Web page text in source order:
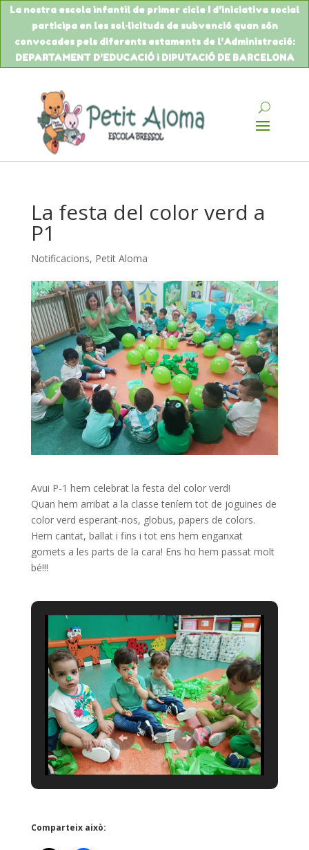
La nostra escola infantil de primer cicle I d’iniciativa social
participa en les sol·licituds de subvencióquan són
convocades pels diferents estaments de l’Administració:
DEPARTAMENT D’EDUCACIÓi DIPUTACIÓ DE BARCELONA
La festa del color verd a
P1
Notificacions, Petit Aloma
Avui P-1 hem celebrat la festa del color verd!
Quan hem arribat a la classe teníem tot de joguines de
color verd esperant-nos, globus, papers de colors.
Hem cantat, ballat i fins i tot ens hem enganxat
gomets a les parts de la cara! Ens ho hem passat molt
bé!!!
Comparteix això: